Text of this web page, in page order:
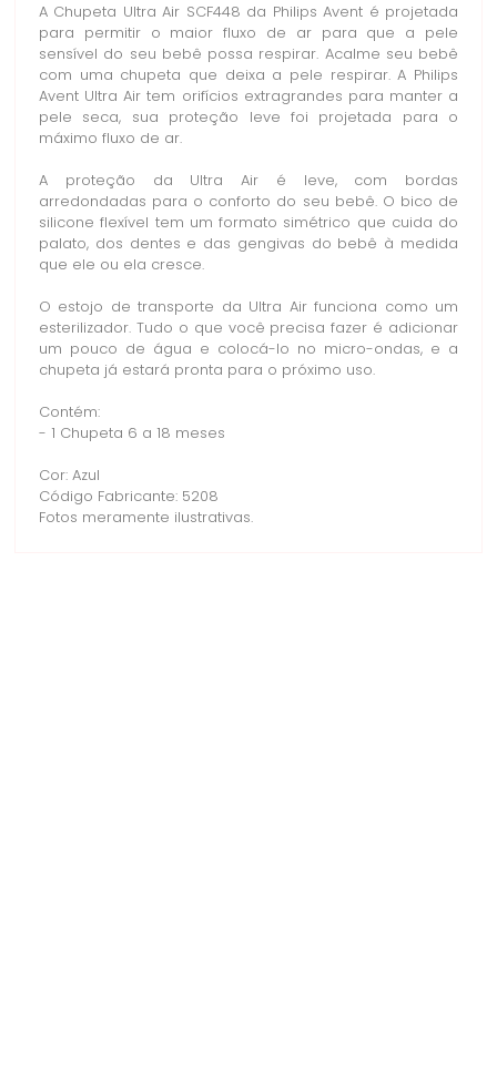
A Chupeta Ultra Air SCF448 da Philips Avent é projetada
para permitir o maior fluxo de ar para que a pele
sensível do seu bebê possa respirar. Acalme seu bebê
com uma chupeta que deixa a pele respirar. A Philips
Avent Ultra Air tem orifícios extragrandes para manter a
pele seca, sua proteção leve foi projetada para o
máximo fluxo de ar.
A proteção da Ultra Air é leve, com bordas
arredondadas para o conforto do seu bebê. O bico de
silicone flexível tem um formato simétrico que cuida do
palato, dos dentes e das gengivas do bebê à medida
que ele ou ela cresce.
O estojo de transporte da Ultra Air funciona como um
esterilizador. Tudo o que você precisa fazer é adicionar
um pouco de água e colocá-lo no micro-ondas, e a
chupeta já estará pronta para o próximo uso.
Contém:
- 1 Chupeta 6 a 18 meses
Cor: Azul
Código Fabricante: 5208
Fotos meramente ilustrativas.